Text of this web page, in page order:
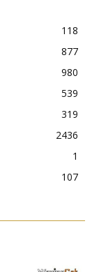
118
877
980
539
319
2436
1
107